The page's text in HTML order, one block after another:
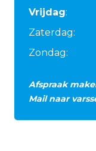
Vrijdag:
Zaterdag:
Zondag:
Afspraak
Mail naar